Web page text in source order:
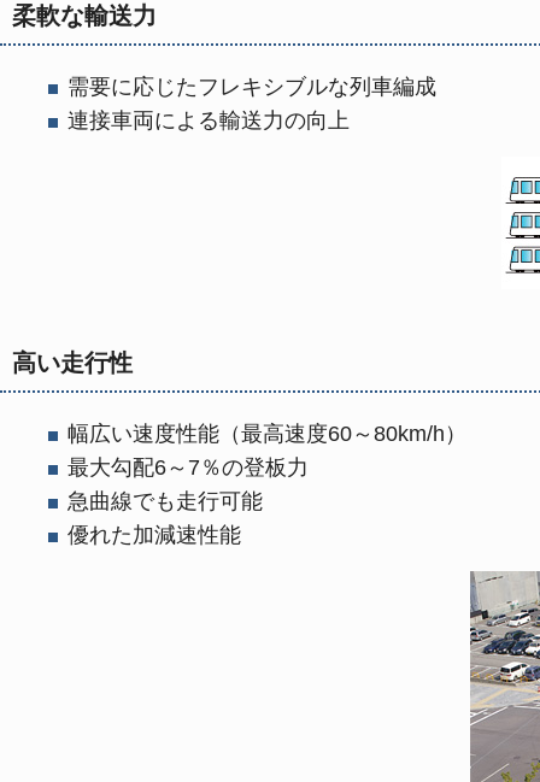
柔軟な輸送力
需要に応じたフレキシブルな列車編成
連接車両による輸送力の向上
高い走行性
幅広い速度性能（最高速度60～80km/h）
最大勾配6～7％の登板力
急曲線でも走行可能
優れた加減速性能